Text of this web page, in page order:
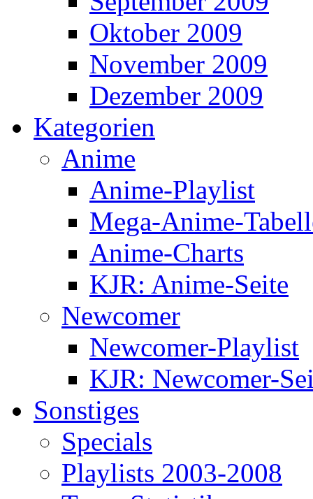
Oktober 2009
November 2009
Dezember 2009
Kategorien
Anime
Anime-Playlist
Mega-Anime-
Anime-Charts
KJR: Anime-Seite
Newcomer
Newcomer-Playlist
KJR: Newcomer-
Sonstiges
Specials
Playlists 2003-2008